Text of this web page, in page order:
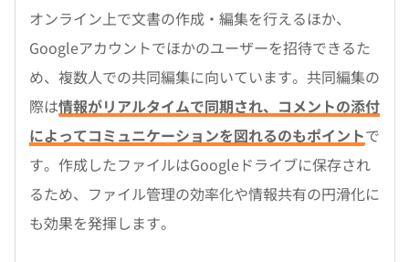
オンライン上で文書の作成・編集を行えるほか、
Googleアカウントでほかのユーザーを招待できるた
め、複数人での共同編集に向いています。共同編集の
際は情報がリアルタイムで同期され、コメントの添付
によってコミュニケーションを図れるのもポイントで
す。作成したファイルはGoogleドライブに保存され
るため、ファイル管理の効率化や情報共有の円滑化に
も効果を発揮します。